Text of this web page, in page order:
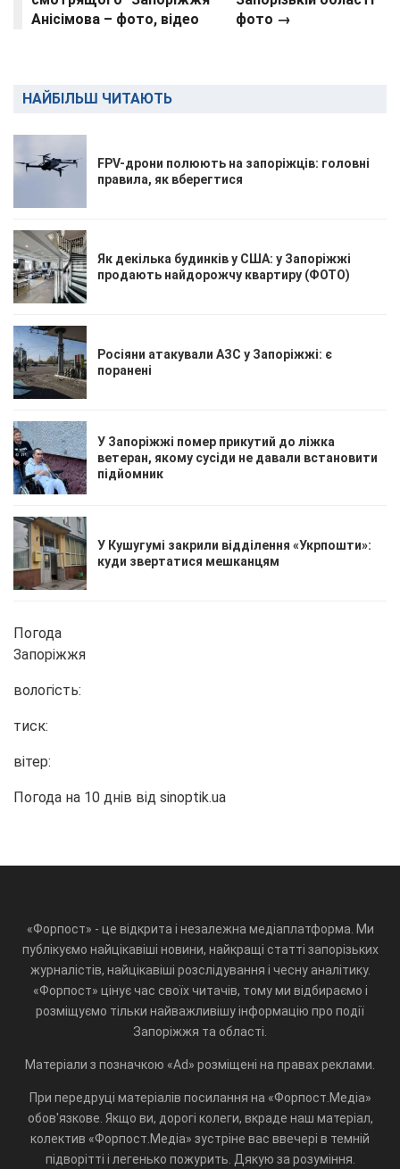
Анісімова – фото, відео
фото →
НАЙБІЛЬШ ЧИТАЮТЬ
FPV-дрони полюють на запоріжців: головні
правила, як вберегтися
Як декілька будинків у США: у Запоріжжі
продають найдорожчу квартиру (ФОТО)
Росіяни атакували АЗС у Запоріжжі: є
поранені
У Запоріжжі помер прикутий до ліжка
ветеран, якому сусіди не давали встановити
підйомник
У Кушугумі закрили відділення «Укрпошти»:
куди звертатися мешканцям
Погода
Запоріжжя
вологість:
тиск:
вітер:
Погода на 10 днів від sinoptik.ua
«Форпост» - це відкрита і незалежна медіаплатформа. Ми
публікуємо найцікавіші новини, найкращі статті запорізьких
журналістів, найцікавіші розслідування і чесну аналітику.
«Форпост» цінує час своїх читачів, тому ми відбираємо і
розміщуємо тільки найважливішу інформацію про події
Запоріжжя та області.
Матеріали з позначкою «Ad» розміщені на правах реклами.
При передруці матеріалів посилання на «Форпост.Медіа»
обов'язкове. Якщо ви, дорогі колеги, вкраде наш матеріал,
колектив «Форпост.Медіа» зустріне вас ввечері в темній
підворітті і легенько пожурить. Дякую за розуміння.